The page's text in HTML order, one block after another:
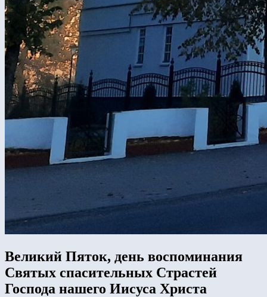
Великий Пяток, день воспоминания
Святых спасительных Страстей
Господа нашего Иисуса Христа